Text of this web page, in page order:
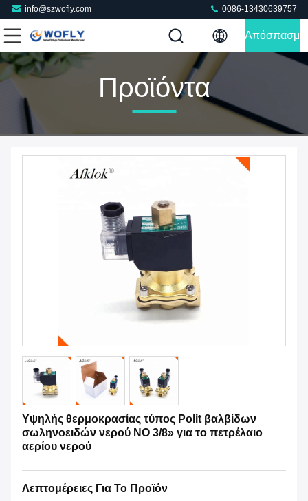
info@szwofly.com 0086-13430639757
Απόσπασμα
Προϊόντα
Υψηλής θερμοκρασίας τύπος Polit βαλβίδων
σωληνοειδών νερού ΝΟ 3/8» για το πετρέλαιο
αερίου νερού
Λεπτομέρειες Για Το Προϊόν